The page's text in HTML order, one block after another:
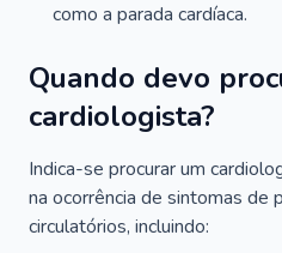
como a parada cardíaca.
Quando devo
cardiologista?
Indica-se procurar um
na ocorrência de sintomas de
circulatórios, incluindo: